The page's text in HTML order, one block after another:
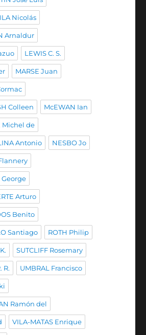
Nicolás
Arnaldur
LEWIS C. S.
MARSE Juan
Colleen McEWAN Ian
Michel de
Antonio NESBO Jo
George
Arturo
Benito
Santiago ROTH Philip
SUTCLIFF Rosemary
R. UMBRAL Francisco
Ramón del
VILA-MATAS Enrique